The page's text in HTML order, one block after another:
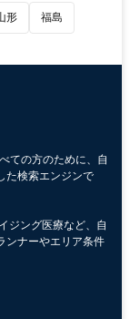
形 福島
ての方のために、自
た検索エンジンで
ジング医療など、自
ンナーやエリア条件